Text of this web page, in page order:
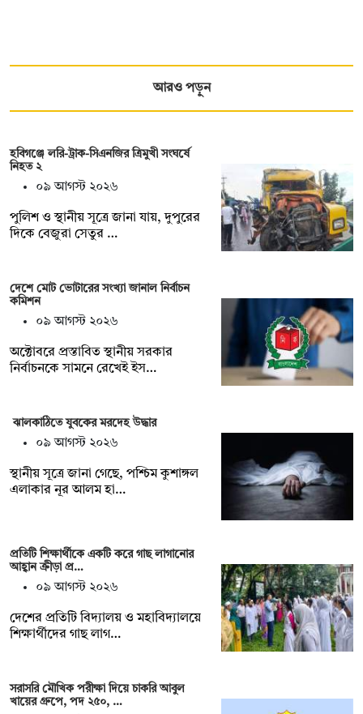
আরও পড়ুন
হবিগঞ্জে লরি-ট্রাক-সিএনজির ত্রিমুখী সংঘর্ষে
নিহত ২
০৯ আগস্ট ২০২৬
পুলিশ ও স্থানীয় সূত্রে জানা যায়, দুপুরের
দিকে বেজুরা সেতুর …
দেশে মোট ভোটারের সংখ্যা জানাল নির্বাচন
কমিশন
০৯ আগস্ট ২০২৬
অক্টোবরে প্রস্তাবিত স্থানীয় সরকার
নির্বাচনকে সামনে রেখেই ইস…
ঝালকাঠিতে যুবকের মরদেহ উদ্ধার
০৯ আগস্ট ২০২৬
স্থানীয় সূত্রে জানা গেছে, পশ্চিম কুশাঙ্গল
এলাকার নূর আলম হা…
প্রতিটি শিক্ষার্থীকে একটি করে গাছ লাগানোর
আহ্বান ক্রীড়া প্র…
০৯ আগস্ট ২০২৬
দেশের প্রতিটি বিদ্যালয় ও মহাবিদ্যালয়ে
শিক্ষার্থীদের গাছ লাগ…
সরাসরি মৌখিক পরীক্ষা দিয়ে চাকরি আবুল
খায়ের গ্রুপে, পদ ২৫০, …